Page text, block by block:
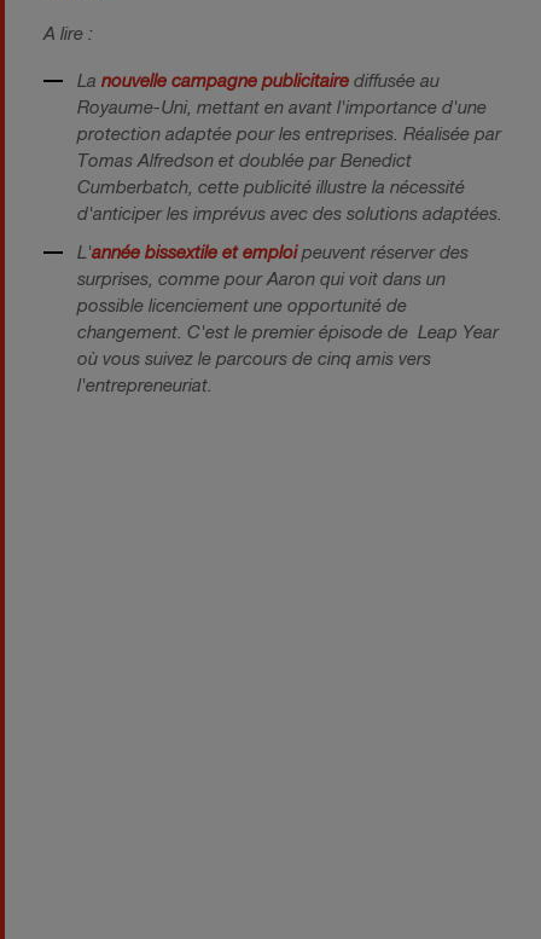
A lire :
La nouvelle campagne publicitaire diffusée au
Royaume-Uni, mettant en avant l'importance d'une
protection adaptée pour les entreprises. Réalisée par
Tomas Alfredson et doublée par Benedict
Cumberbatch, cette publicité illustre la nécessité
d'anticiper les imprévus avec des solutions adaptées.
L'année bissextile et emploipeuvent réserver des
surprises, comme pour Aaron qui voit dans un
possible licenciement une opportunité de
changement. C'est le premier épisode de Leap Year
où vous suivez le parcours de cinq amis vers
l'entrepreneuriat.